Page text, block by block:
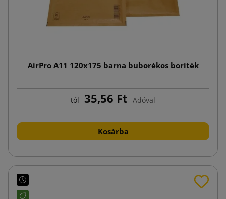
AirPro A11 120x175 barna buborékos boríték
tól 35,56 Ft Adóval
Kosárba